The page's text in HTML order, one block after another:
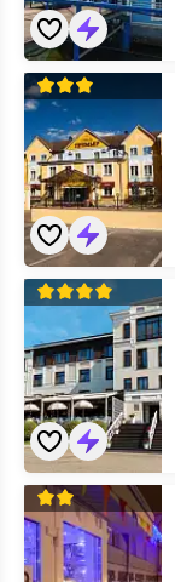
«Премьер»
отель
«Золотое
Кольцо»
отель
«Центральный»
арт-
отель